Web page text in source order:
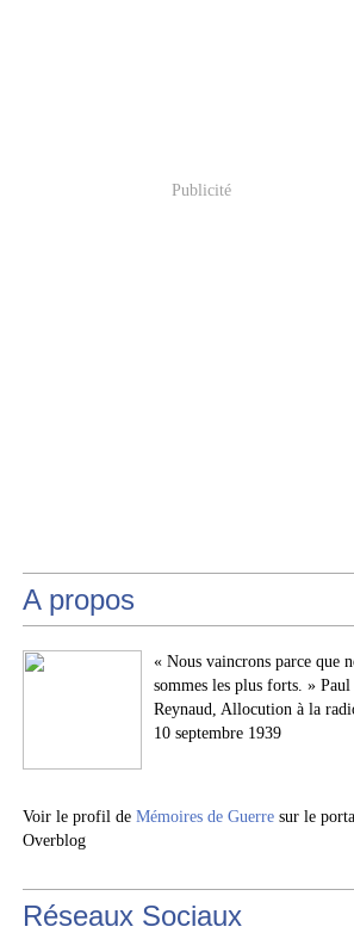
Publicité
A propos
« Nous vaincrons parce que
sommes les plus forts. » Paul
Reynaud, Allocution à la
10 septembre 1939
Voir le profil de Mémoires de Guerre sur le
Overblog
Réseaux Sociaux